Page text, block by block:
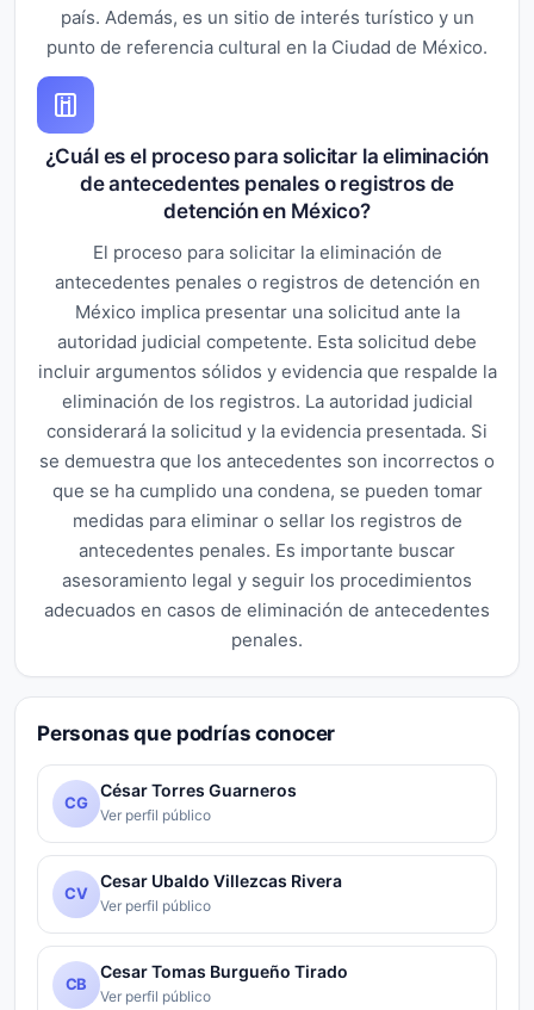
país. Además, es un sitio de interés turístico y un
punto de referencia cultural en la Ciudad de México.
¿Cuál es el proceso para solicitar la eliminación
de antecedentes penales o registros de
detención en México?
El proceso para solicitar la eliminación de
antecedentes penales o registros de detención en
México implica presentar una solicitud ante la
autoridad judicial competente. Esta solicitud debe
incluir argumentos sólidos y evidencia que respalde la
eliminación de los registros. La autoridad judicial
considerará la solicitud y la evidencia presentada. Si
se demuestra que los antecedentes son incorrectos o
que se ha cumplido una condena, se pueden tomar
medidas para eliminar o sellar los registros de
antecedentes penales. Es importante buscar
asesoramiento legal y seguir los procedimientos
adecuados en casos de eliminación de antecedentes
penales.
Personas que podrías conocer
CG
César Torres Guarneros
Ver perfil público
CV
Cesar Ubaldo Villezcas Rivera
Ver perfil público
CB
Cesar Tomas Burgueño Tirado
Ver perfil público